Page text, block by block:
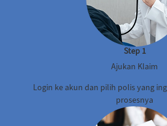
Step 1
Ajukan Klaim
Login ke akun dan pilih polis yang
prosesnya